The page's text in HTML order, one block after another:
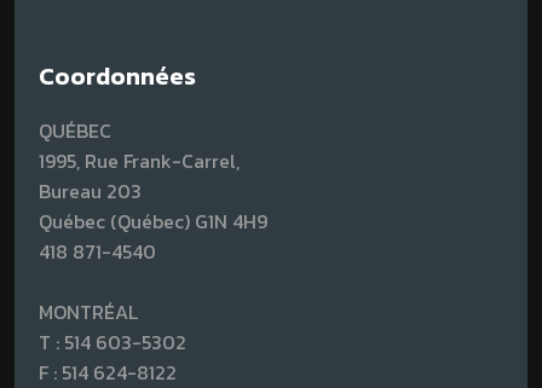
Coordonnées
QUÉBEC
1995, Rue Frank-Carrel,
Bureau 203
Québec (Québec) G1N 4H9
418 871-4540
MONTRÉAL
T : 514 603-5302
F : 514 624-8122